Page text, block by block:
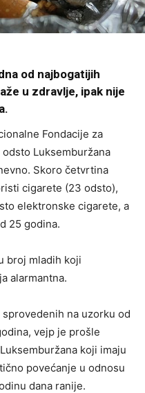
od najbogatijih
u zdravlje, ipak nije
Fondacije za
Luksemburžana
Skoro četvrtina
cigarete (23 odsto),
elektronske cigarete, a
25 godina.
broj mladih koji
alarmantna.
na uzorku od
vejp je prošle
koji imaju
povećanje u odnosu
dana ranije.